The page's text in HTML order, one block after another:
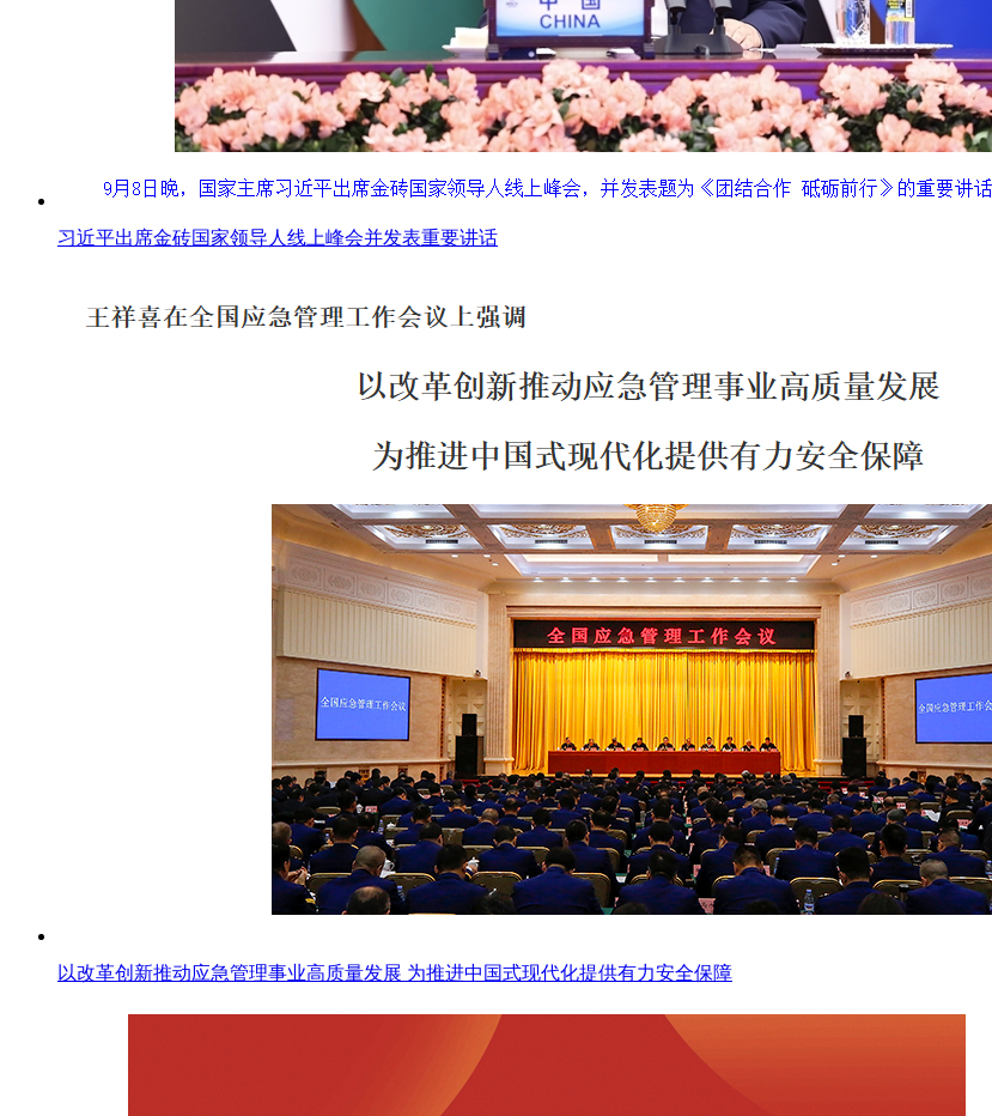
习近平出席金砖国家领导人线上峰会并发表重要讲话
以改革创新推动应急管理事业高质量发展 为推进中国式现代化提供有力安全保障